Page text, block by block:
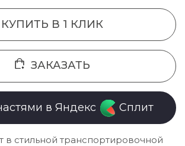
КУПИТЬ В 1 КЛИК
ЗАКАЗАТЬ
в Яндекс Сплит
в стильной транспортировочной